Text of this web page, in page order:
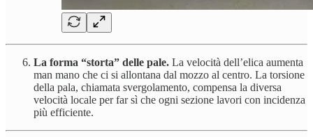
La forma “storta” delle pale. La velocità dell’elica aumenta
man mano che ci si allontana dal mozzo al centro. La torsione
della pala, chiamata svergolamento, compensa la diversa
velocità locale per far sì che ogni sezione lavori con incidenza
più efficiente.